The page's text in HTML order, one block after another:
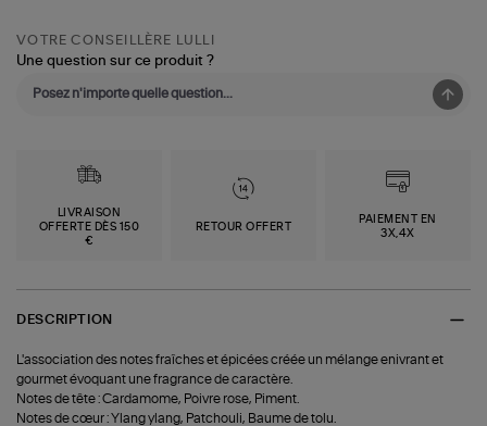
VOTRE CONSEILLÈRE LULLI
Une question sur ce produit ?
LIVRAISON
OFFERTE DÈS 150
€
RETOUR OFFERT
PAIEMENT EN
3X,4X
DESCRIPTION
L'association des notes fraîches et épicées créée un mélange enivrant et
gourmet évoquant une fragrance de caractère.
Notes de tête : Cardamome, Poivre rose, Piment.
Notes de cœur : Ylang ylang, Patchouli, Baume de tolu.